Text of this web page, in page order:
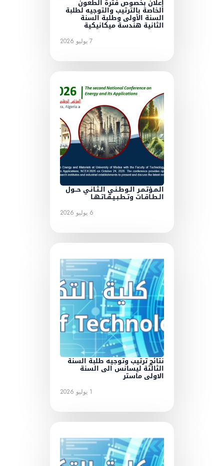
إعلان بخصوص فترة الطعون
الخاصة بالترتيب والتوجيه لطلبة
السنة الأولى وطلبة السنة
الثانية هندسة ميكانيكية
7 يوليو 2026
الـمـؤتـمـر الـوطـنـي الـثـانـي حــول
الـطـاقـات وتـطـبـيـقـاتـهـا
6 يوليو 2026
نتائج ترتيب وتوجيه طلبة السنة
الثالثة ليسانس الى السنة
الاولى ماستر
1 يوليو 2026